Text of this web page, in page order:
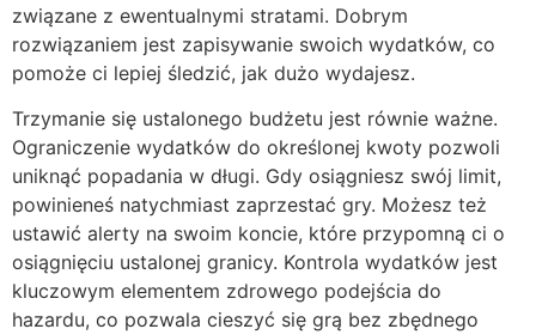
związane z ewentualnymi stratami. Dobrym
rozwiązaniem jest zapisywanie swoich wydatków, co
pomoże ci lepiej śledzić, jak dużo wydajesz.
Trzymanie się ustalonego budżetu jest równie ważne.
Ograniczenie wydatków do określonej kwoty pozwoli
uniknąć popadania w długi. Gdy osiągniesz swój limit,
powinieneś natychmiast zaprzestać gry. Możesz też
ustawić alerty na swoim koncie, które przypomną ci o
osiągnięciu ustalonej granicy. Kontrola wydatków jest
kluczowym elementem zdrowego podejścia do
hazardu, co pozwala cieszyć się grą bez zbędnego